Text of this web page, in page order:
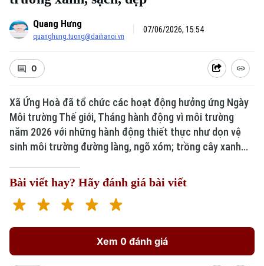
Quang Hưng
quanghung.tuong@daihanoi.vn
07/06/2026, 15:54
0
Xã Ứng Hoà đã tổ chức các hoạt động hưởng ứng Ngày
Môi trường Thế giới, Tháng hành động vì môi trường
năm 2026 với những hành động thiết thực như dọn vệ
sinh môi trường đường làng, ngõ xóm; trồng cây xanh...
Bài viết hay? Hãy đánh giá bài viết
Xem 0 đánh giá